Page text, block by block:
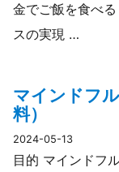
金でご飯を食べ
スの実現 …
マインドフ
料）
2024-05-13
目的 マインドフ